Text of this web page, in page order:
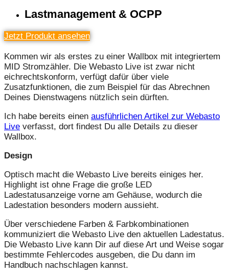
Lastmanagement & OCPP
Jetzt Produkt ansehen
Kommen wir als erstes zu einer Wallbox mit integriertem
MID Stromzähler. Die Webasto Live ist zwar nicht
eichrechtskonform, verfügt dafür über viele
Zusatzfunktionen, die zum Beispiel für das Abrechnen
Deines Dienstwagens nützlich sein dürften.
Ich habe bereits einen ausführlichen Artikel zur Webasto
Live verfasst, dort findest Du alle Details zu dieser
Wallbox.
Design
Optisch macht die Webasto Live bereits einiges her.
Highlight ist ohne Frage die große LED
Ladestatusanzeige vorne am Gehäuse, wodurch die
Ladestation besonders modern aussieht.
Über verschiedene Farben & Farbkombinationen
kommuniziert die Webasto Live den aktuellen Ladestatus.
Die Webasto Live kann Dir auf diese Art und Weise sogar
bestimmte Fehlercodes ausgeben, die Du dann im
Handbuch nachschlagen kannst.